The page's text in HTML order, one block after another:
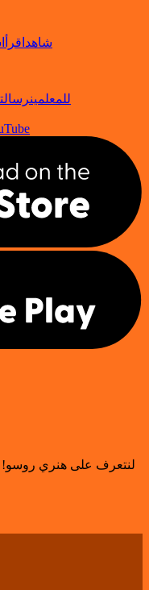
شاهد اقرأ
للمعلمين
لنتعرف على هنري روسو!